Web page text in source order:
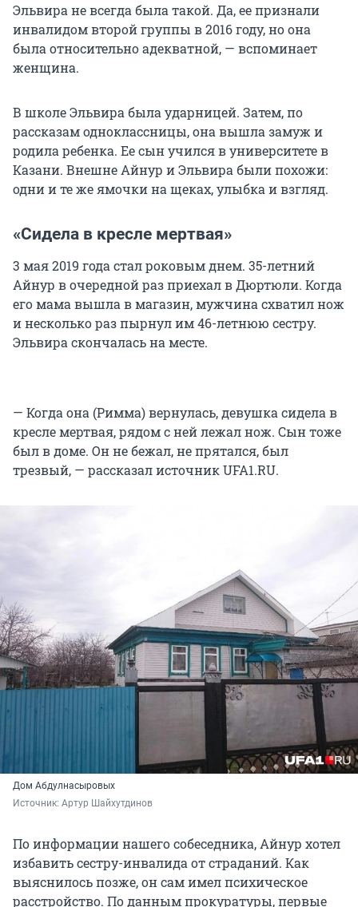
Эльвира не всегда была такой. Да, ее признали
инвалидом второй группы в 2016 году, но она
была относительно адекватной, — вспоминает
женщина.
В школе Эльвира была ударницей. Затем, по
рассказам одноклассницы, она вышла замуж и
родила ребенка. Ее сын учился в университете в
Казани. Внешне Айнур и Эльвира были похожи:
одни и те же ямочки на щеках, улыбка и взгляд.
«Сидела в кресле мертвая»
3 мая 2019 года стал роковым днем. 35-летний
Айнур в очередной раз приехал в Дюртюли. Когда
его мама вышла в магазин, мужчина схватил нож
и несколько раз пырнул им 46-летнюю сестру.
Эльвира скончалась на месте.
— Когда она (Римма) вернулась, девушка сидела в
кресле мертвая, рядом с ней лежал нож. Сын тоже
был в доме. Он не бежал, не прятался, был
трезвый, — рассказал источник UFA1.RU.
Дом Абдулнасыровых
Источник: Артур Шайхутдинов
По информации нашего собеседника, Айнур хотел
избавить сестру-инвалида от страданий. Как
выяснилось позже, он сам имел психическое
расстройство. По данным прокуратуры, первые